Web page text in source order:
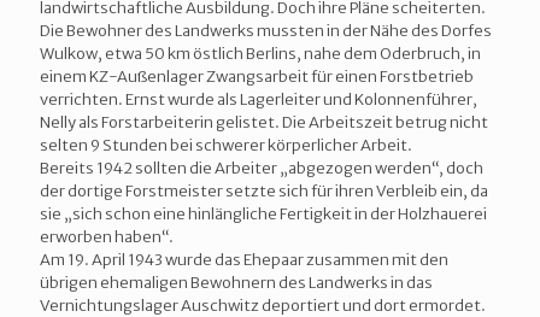
landwirtschaftliche Ausbildung. Doch ihre Pläne scheiterten.
Die Bewohner des Landwerks mussten in der Nähe des Dorfes
Wulkow, etwa 50 km östlich Berlins, nahe dem Oderbruch, in
einem KZ-Außenlager Zwangsarbeit für einen Forstbetrieb
verrichten. Ernst wurde als Lagerleiter und Kolonnenführer,
Nelly als Forstarbeiterin gelistet. Die Arbeitszeit betrug nicht
selten 9 Stunden bei schwerer körperlicher Arbeit.
Bereits 1942 sollten die Arbeiter „abgezogen werden“, doch
der dortige Forstmeister setzte sich für ihren Verbleib ein, da
sie „sich schon eine hinlängliche Fertigkeit in der Holzhauerei
erworben haben“.
Am 19. April 1943 wurde das Ehepaar zusammen mit den
übrigen ehemaligen Bewohnern des Landwerks in das
Vernichtungslager Auschwitz deportiert und dort ermordet.